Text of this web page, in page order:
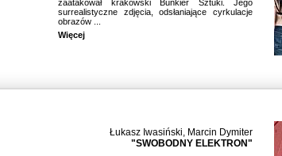
zaatakował krakowski Bunkier Sztuki. Jego
surrealistyczne zdjęcia, odsłaniające cyrkulacje
obrazów ...
Więcej
Łukasz Iwasiński, Marcin Dymiter
"SWOBODNY ELEKTRON"